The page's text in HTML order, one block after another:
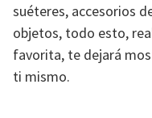
suéteres, accesorios
objetos, todo esto,
favorita, te dejará
ti mismo.